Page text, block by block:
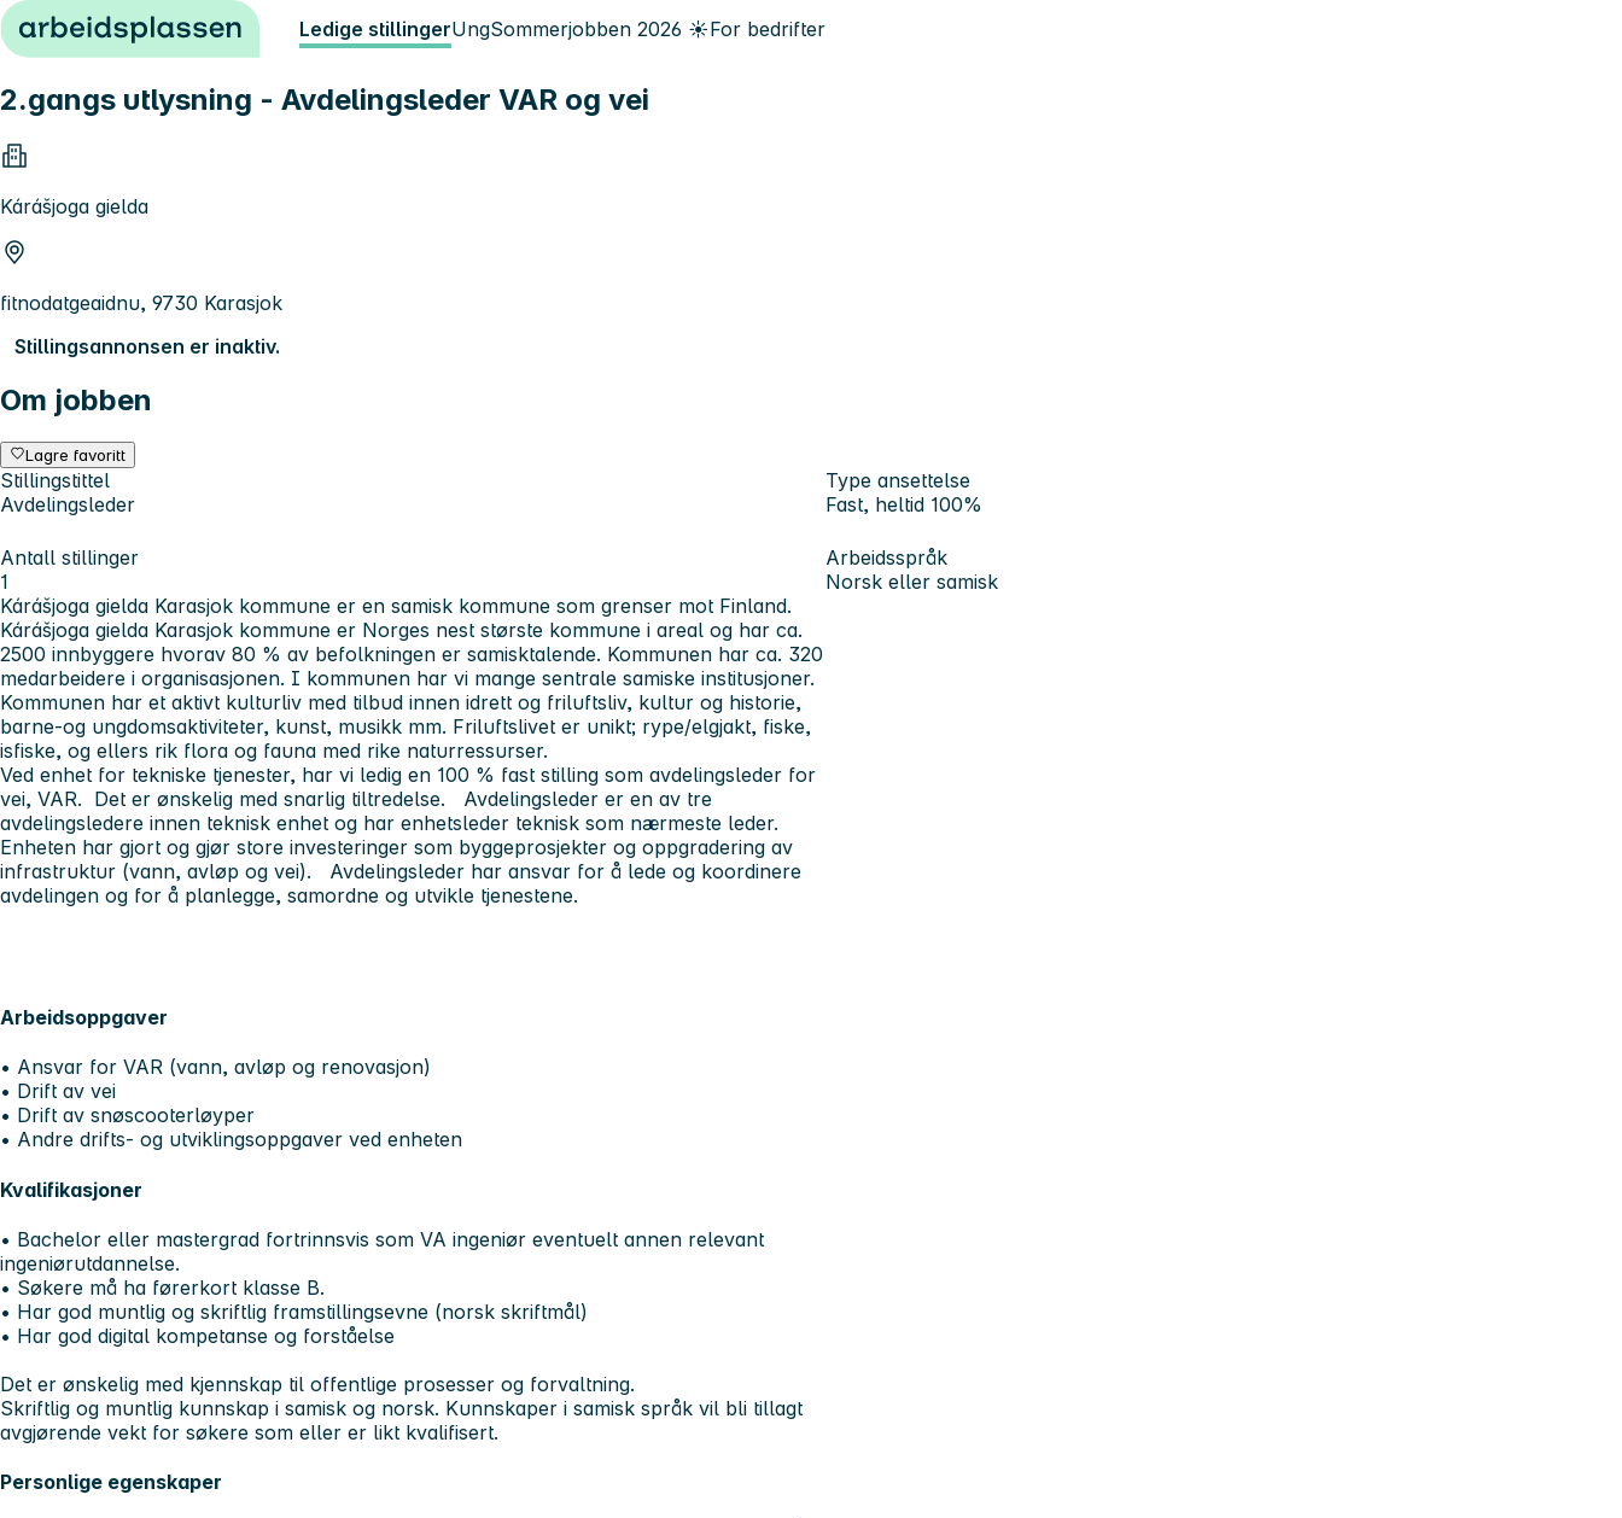
Hopp til innhold Ledige stillingerUngSommerjobben 2026 ☀️For bedrifter
2.gangs utlysning - Avdelingsleder VAR og vei
Kárášjoga gielda
fitnodatgeaidnu, 9730 Karasjok
Stillingsannonsen er inaktiv.
Om jobben
Lagre favoritt
Stillingstittel
Avdelingsleder
Type ansettelse
Fast, heltid 100%
Antall stillinger
1
Arbeidsspråk
Norsk eller samisk
Kárášjoga gielda Karasjok kommune er en samisk kommune som grenser mot Finland.
Kárášjoga gielda Karasjok kommune er Norges nest største kommune i areal og har ca.
2500 innbyggere hvorav 80 % av befolkningen er samisktalende. Kommunen har ca. 320
medarbeidere i organisasjonen. I kommunen har vi mange sentrale samiske institusjoner.
Kommunen har et aktivt kulturliv med tilbud innen idrett og friluftsliv, kultur og historie,
barne-og ungdomsaktiviteter, kunst, musikk mm. Friluftslivet er unikt; rype/elgjakt, fiske,
isfiske, og ellers rik flora og fauna med rike naturressurser.
Ved enhet for tekniske tjenester, har vi ledig en 100 % fast stilling som avdelingsleder for
vei, VAR. Det er ønskelig med snarlig tiltredelse. Avdelingsleder er en av tre
avdelingsledere innen teknisk enhet og har enhetsleder teknisk som nærmeste leder.
Enheten har gjort og gjør store investeringer som byggeprosjekter og oppgradering av
infrastruktur (vann, avløp og vei). Avdelingsleder har ansvar for å lede og koordinere
avdelingen og for å planlegge, samordne og utvikle tjenestene.
Arbeidsoppgaver
• Ansvar for VAR (vann, avløp og renovasjon)
• Drift av vei
• Drift av snøscooterløyper
• Andre drifts- og utviklingsoppgaver ved enheten
Kvalifikasjoner
• Bachelor eller mastergrad fortrinnsvis som VA ingeniør eventuelt annen relevant
ingeniørutdannelse.
• Søkere må ha førerkort klasse B.
• Har god muntlig og skriftlig framstillingsevne (norsk skriftmål)
• Har god digital kompetanse og forståelse
Det er ønskelig med kjennskap til offentlige prosesser og forvaltning.
Skriftlig og muntlig kunnskap i samisk og norsk. Kunnskaper i samisk språk vil bli tillagt
avgjørende vekt for søkere som eller er likt kvalifisert.
Personlige egenskaper